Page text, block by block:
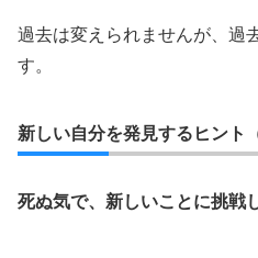
過去は変えられませんが、過
す。
新しい自分を発見するヒント
死ぬ気で、新しいことに挑戦